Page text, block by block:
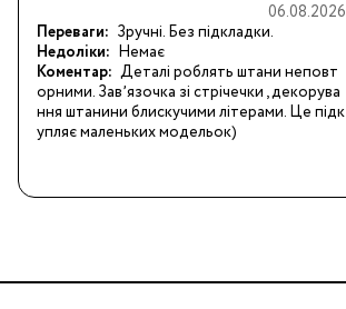
06.08.2026
Переваги: Зручні. Без підкладки.
Недоліки: Немає
Коментар: Деталі роблять штани неповт
орними. Завʼязочка зі стрічечки , декорува
ння штанини блискучими літерами. Це підк
упляє маленьких модельок)